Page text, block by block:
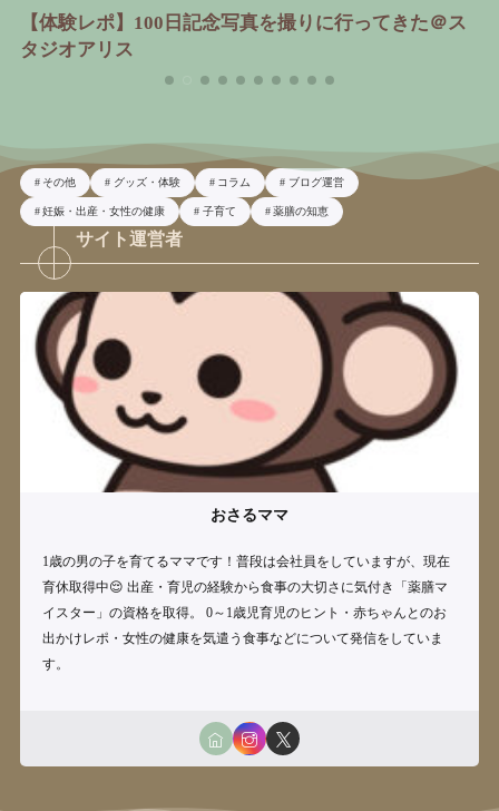
【体験レポ】100日記念写真を撮りに行ってきた＠ス
タジオアリス
その他 グッズ・体験 コラム ブログ運営
妊娠・出産・女性の健康 子育て 薬膳の知恵
サイト運営者
おさるママ
1歳の男の子を育てるママです！普段は会社員をしていますが、現在
育休取得中😌 出産・育児の経験から食事の大切さに気付き「薬膳マ
イスター」の資格を取得。 0～1歳児育児のヒント・赤ちゃんとのお
出かけレポ・女性の健康を気遣う食事などについて発信をしていま
す。